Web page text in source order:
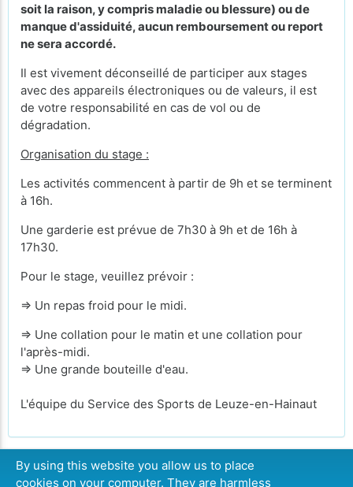
soit la raison, y compris maladie ou blessure) ou de
manque d'assiduité, aucun remboursement ou report
ne sera accordé.
Il est vivement déconseillé de participer aux stages
avec des appareils électroniques ou de valeurs, il est
de votre responsabilité en cas de vol ou de
dégradation.
Organisation du stage :
Les activités commencent à partir de 9h et se terminent
à 16h.
Une garderie est prévue de 7h30 à 9h et de 16h à
17h30.
Pour le stage, veuillez prévoir :
⇒ Un repas froid pour le midi.
⇒ Une collation pour le matin et une collation pour
l'après-midi.
⇒ Une grande bouteille d'eau.
L'équipe du Service des Sports de Leuze-en-Hainaut
By using this website you allow us to place
cookies on your computer. They are harmless